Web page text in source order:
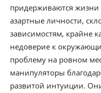
придерживаются жизни
азартные личности,
зависимостям, крайне
недоверие к
проблему на ровном
манипуляторы
развитой интуиции.